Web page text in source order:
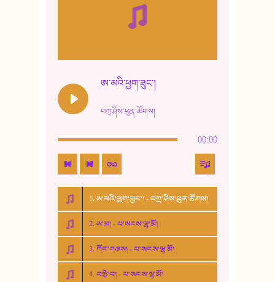
ཨ་མའི་ཕྱག་ཟུང་།
བཀྲ་ཤིས་ཕུན་ཚོགས།
00:00
1. ཨ་མའི་ཕྱག་ཟུང་། - བཀྲ་ཤིས་ཕུན་ཚོགས།
2. ཨ་མ། - པ་སངས་ལྷ་མོ།
3. ཀོང་གཞས། - པ་སངས་ལྷ་མོ།
4. བརྩེ་བ། - པ་སངས་ལྷ་མོ།